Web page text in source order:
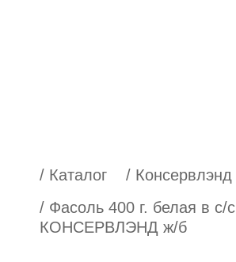
/ Каталог
/ Консервлэнд
/ Фасоль 400 г. белая в с/с
КОНСЕРВЛЭНД ж/б